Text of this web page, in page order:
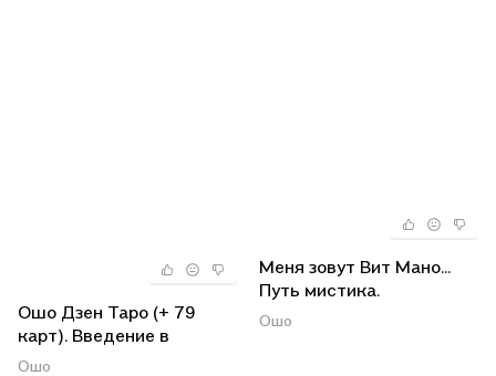
Ошо Дзен Таро (+ 79
карт). Введение в
практику дзен (комплект
Ошо
Меня зовут Вит Мано...
Путь мистика.
Глубочайшее доверие к
Ошо